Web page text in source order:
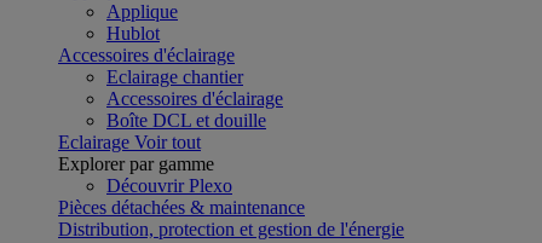
Applique
Hublot
Accessoires d'éclairage
Eclairage chantier
Accessoires d'éclairage
Boîte DCL et douille
Eclairage Voir tout
Explorer par gamme
Découvrir Plexo
Pièces détachées & maintenance
Distribution, protection et gestion de l'énergie